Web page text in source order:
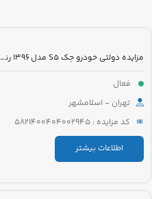
مزایده دولتی خودرو جک S5 مدل 1396 رنگ سفید
فعال
تهران - اسلامشهر
کد مزایده : 5821400404002945
اطلاعات بیشتر